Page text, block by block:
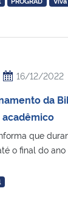
16/12/2022
da
que
o final do